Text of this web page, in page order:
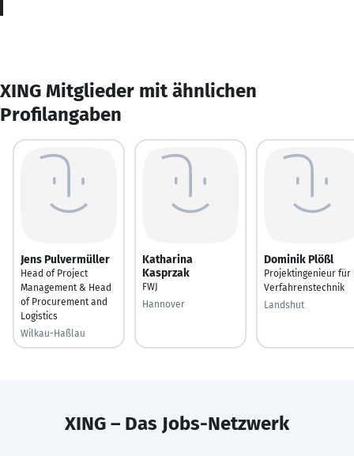
XING Mitglieder mit ähnlichen
Profilangaben
Jens Pulvermüller
Head of Project
Management & Head
of Procurement and
Logistics
Wilkau-Haßlau
Katharina
Kasprzak
FWJ
Hannover
Dominik Plößl
Projektingenieur für
Verfahrenstechnik
Landshut
XING – Das Jobs-Netzwerk